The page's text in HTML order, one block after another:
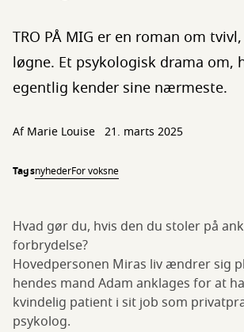
TRO PÅ MIG er en roman om
løgne. Et psykologisk drama om,
egentlig kender sine nærmeste.
AfMarie Louise 21. marts 2025
TagsnyhederFor voksne
Hvad gør du, hvis den du stoler på
forbrydelse?
Hovedpersonen Miras liv ændrer sig
hendes mand Adam anklages for at
kvindelig patient i sit job som
psykolog.